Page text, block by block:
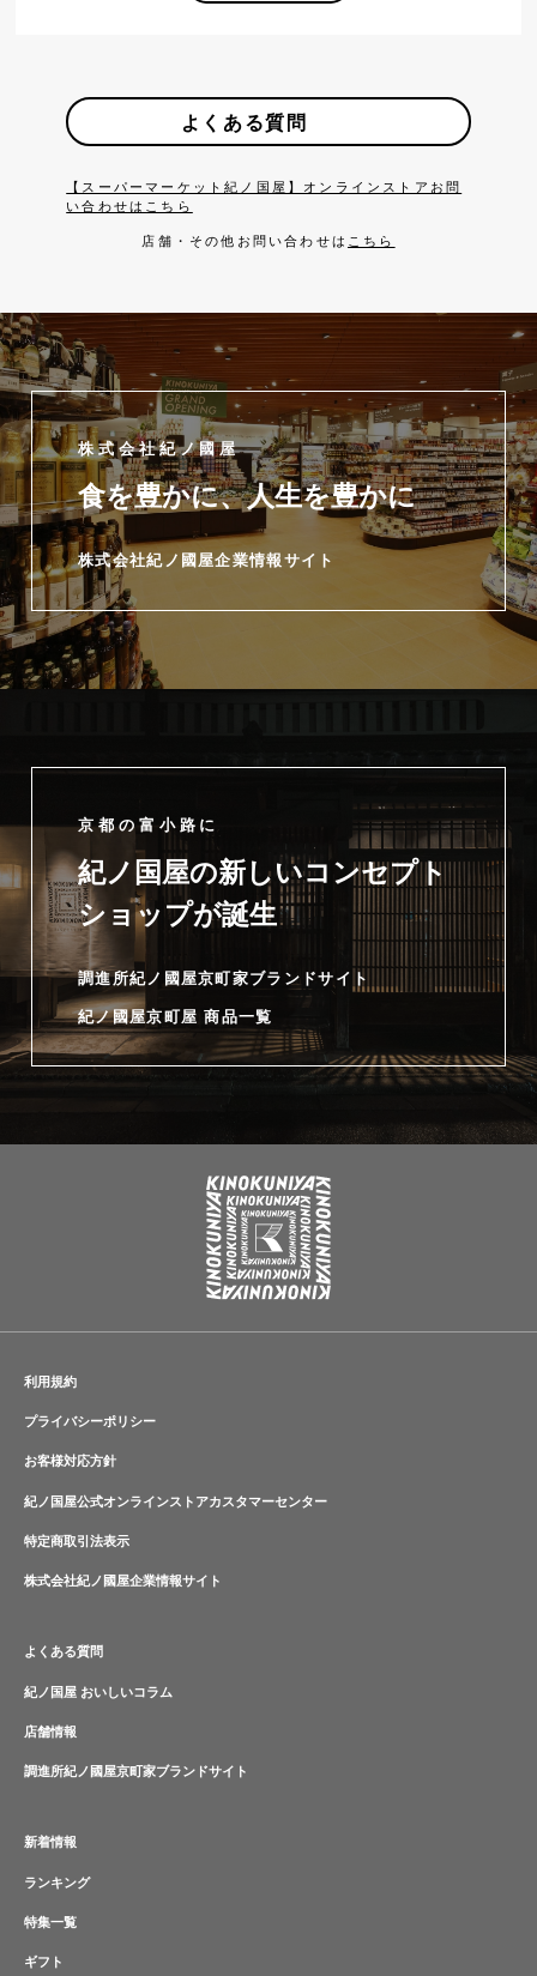
よくある質問
【スーパーマーケット紀ノ国屋】オンラインストアお問
い合わせはこちら
店舗・その他お問い合わせは こちら
株式会社紀ノ國屋
食を豊かに、人生を豊かに
株式会社紀ノ國屋企業情報サイト
京都の富小路に
紀ノ国屋の新しいコンセプト
ショップが誕生
調進所紀ノ國屋京町家ブランドサイト
紀ノ國屋京町屋 商品一覧
利用規約
プライバシーポリシー
お客様対応方針
紀ノ国屋公式オンラインストアカスタマーセンター
特定商取引法表示
株式会社紀ノ國屋企業情報サイト
よくある質問
紀ノ国屋 おいしいコラム
店舗情報
調進所紀ノ國屋京町家ブランドサイト
新着情報
ランキング
特集一覧
ギフト